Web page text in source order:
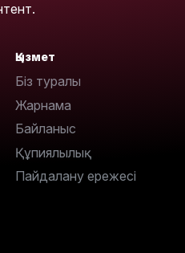
Қызмет
Біз туралы
Жарнама
Байланыс
Құпиялылық
Пайдалану ережесі